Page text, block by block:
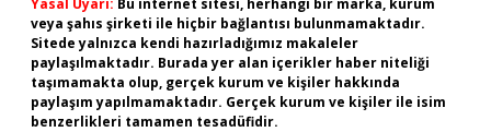
Yasal Uyarı: Bu internet sitesi, herhangi bir marka, kurum
veya şahıs şirketi ile hiçbir bağlantısı bulunmamaktadır.
Sitede yalnızca kendi hazırladığımız makaleler
paylaşılmaktadır. Burada yer alan içerikler haber niteliği
taşımamakta olup, gerçek kurum ve kişiler hakkında
paylaşım yapılmamaktadır. Gerçek kurum ve kişiler ile isim
benzerlikleri tamamen tesadüfidir.